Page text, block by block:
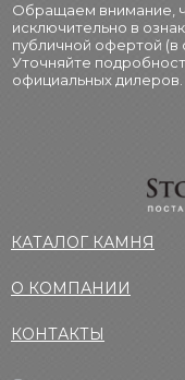
Обращаем внимание,
исключительно в
публичной офертой (в
Уточняйте
официальных дилеров.
КАТАЛОГ КАМНЯ
О КОМПАНИИ
КОНТАКТЫ